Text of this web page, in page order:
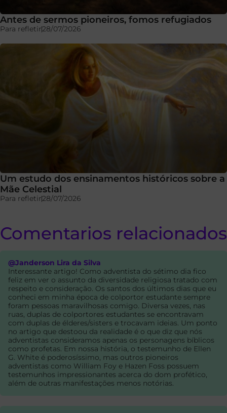
Antes de sermos pioneiros, fomos refugiados
Para refletir28/07/2026
Um estudo dos ensinamentos históricos sobre a
Mãe Celestial
Para refletir28/07/2026
Comentarios relacionados
@Janderson Lira da Silva
Interessante artigo! Como adventista do sétimo dia fico
feliz em ver o assunto da diversidade religiosa tratado com
respeito e consideração. Os santos dos últimos dias que eu
conheci em minha época de colportor estudante sempre
foram pessoas maravilhosas comigo. Diversa vezes, nas
ruas, duplas de colportores estudantes se encontravam
com duplas de élderes/sisters e trocavam ideias. Um ponto
no artigo que destoou da realidade é o que diz que nós
adventistas consideramos apenas os personagens bíblicos
como profetas. Em nossa história, o testemunho de Ellen
G. White é poderosíssimo, mas outros pioneiros
adventistas como William Foy e Hazen Foss possuem
testemunhos impressionantes acerca do dom profético,
além de outras manifestações menos notórias.